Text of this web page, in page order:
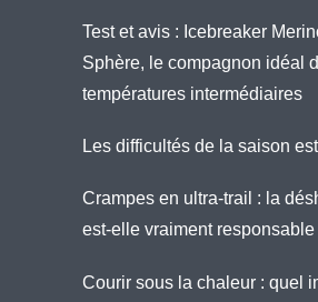
Test et avis : Icebreaker
Sphère, le compagnon idéal
températures intermédiaires
Les difficultés de la saison
Crampes en ultra-trail : la
est-elle vraiment responsable
Courir sous la chaleur : quel